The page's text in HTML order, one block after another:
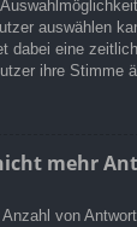
auswählen
dabei eine
ihre Stimme
mehr
von